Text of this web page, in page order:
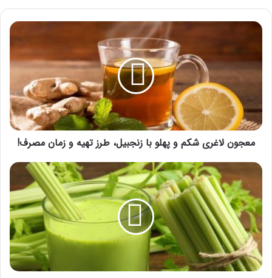
معجون
و
زنجبیل،
طرز
تهیه
مصرف!
معجون لاغری شکم و پهلو با زنجبیل، طرز تهیه و زمان مصرف!
مهم
ترین
خواص
کرفس
+
آب
کرفس
برای
لاغری